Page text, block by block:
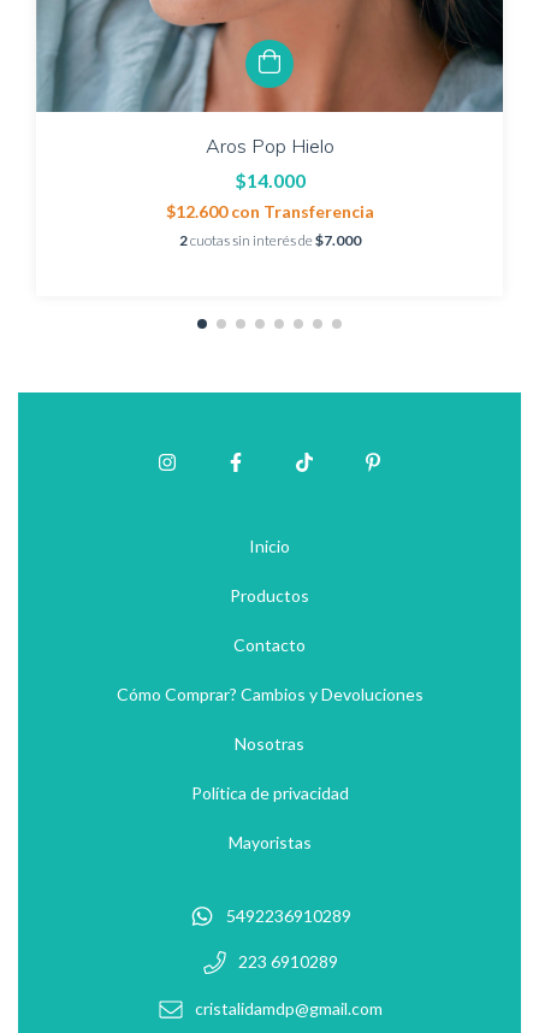
Aros Pop Hielo
$14.000
$12.600con Transferencia
2cuotas sin interés de$7.000
Inicio
Productos
Contacto
Cómo Comprar? Cambios y Devoluciones
Nosotras
Política de privacidad
Mayoristas
5492236910289
223 6910289
cristalidamdp@gmail.com